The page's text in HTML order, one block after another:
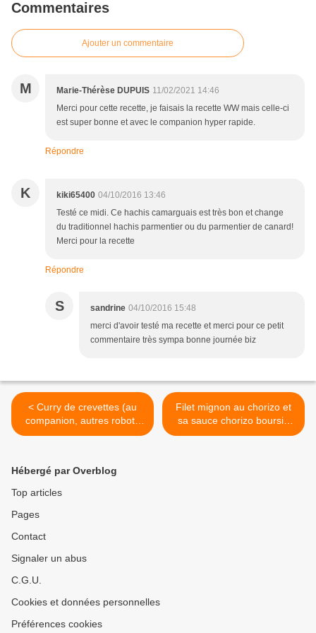
Commentaires
Ajouter un commentaire
M Marie-Thérèse DUPUIS 11/02/2021 14:46
Merci pour cette recette, je faisais la recette WW mais celle-ci
est super bonne et avec le companion hyper rapide.
Répondre
K kiki65400 04/10/2016 13:46
Testé ce midi. Ce hachis camarguais est très bon et change
du traditionnel hachis parmentier ou du parmentier de canard!
Merci pour la recette
Répondre
S sandrine 04/10/2016 15:48
merci d'avoir testé ma recette et merci pour ce petit
commentaire très sympa bonne journée biz
< Curry de crevettes (au
companion, autres robots
ou sans)
Filet mignon au chorizo et
sa sauce chorizo boursin
(au companion ou autre
Hébergé par Overblog
Top articles
Pages
Contact
Signaler un abus
C.G.U.
Cookies et données personnelles
Préférences cookies